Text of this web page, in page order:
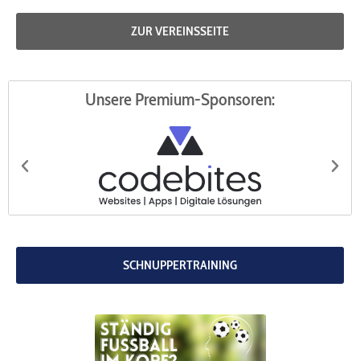
ZUR VEREINSSEITE
Unsere Premium-Sponsoren:
SCHNUPPERTRAINING